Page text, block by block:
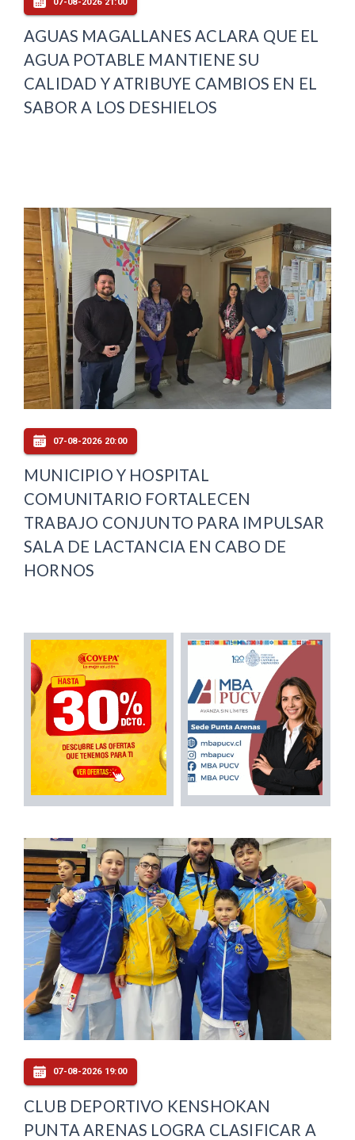
AGUAS MAGALLANES ACLARA QUE EL
AGUA POTABLE MANTIENE SU
CALIDAD Y ATRIBUYE CAMBIOS EN EL
SABOR A LOS DESHIELOS
07-08-2026 20:00
MUNICIPIO Y HOSPITAL
COMUNITARIO FORTALECEN
TRABAJO CONJUNTO PARA IMPULSAR
SALA DE LACTANCIA EN CABO DE
HORNOS
07-08-2026 19:00
CLUB DEPORTIVO KENSHOKAN
PUNTA ARENAS LOGRA CLASIFICAR A